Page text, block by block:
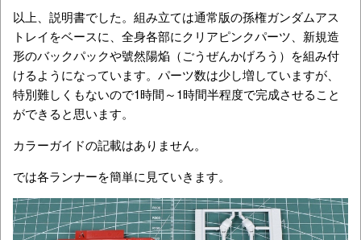
以上、説明書でした。組み立ては通常版の孫権ガンダムアス
トレイをベースに、全身各部にクリアピンクパーツ、新規造
形のバックパックや號然陽焔（ごうぜんかげろう）を組み付
けるようになっています。パーツ数は少し増していますが、
特別難しくもないので1時間～1時間半程度で完成させること
ができると思います。
カラーガイドの記載はありません。
では各ランナーを簡単に見ていきます。